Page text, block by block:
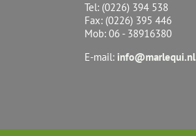
Tel: (0226) 394 538
Fax: (0226) 395 446
Mob: 06 - 38916380
E-mail: info@marlequi.nl